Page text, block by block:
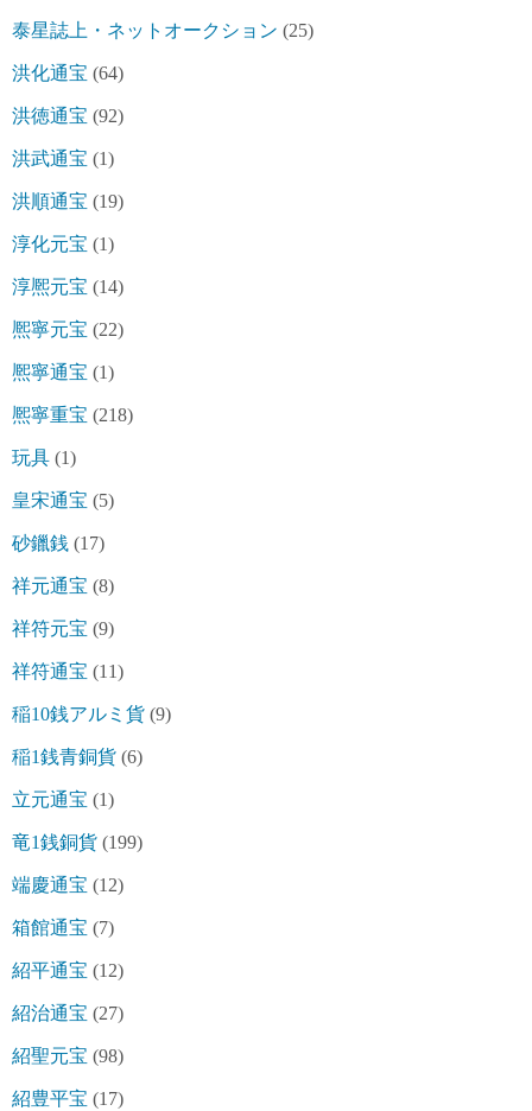
泰星誌上・ネットオークション (25)
洪化通宝 (64)
洪徳通宝 (92)
洪武通宝 (1)
洪順通宝 (19)
淳化元宝 (1)
淳熈元宝 (14)
熈寧元宝 (22)
熈寧通宝 (1)
熈寧重宝 (218)
玩具 (1)
皇宋通宝 (5)
砂鑞銭 (17)
祥元通宝 (8)
祥符元宝 (9)
祥符通宝 (11)
稲10銭アルミ貨 (9)
稲1銭青銅貨 (6)
立元通宝 (1)
竜1銭銅貨 (199)
端慶通宝 (12)
箱館通宝 (7)
紹平通宝 (12)
紹治通宝 (27)
紹聖元宝 (98)
紹豊平宝 (17)